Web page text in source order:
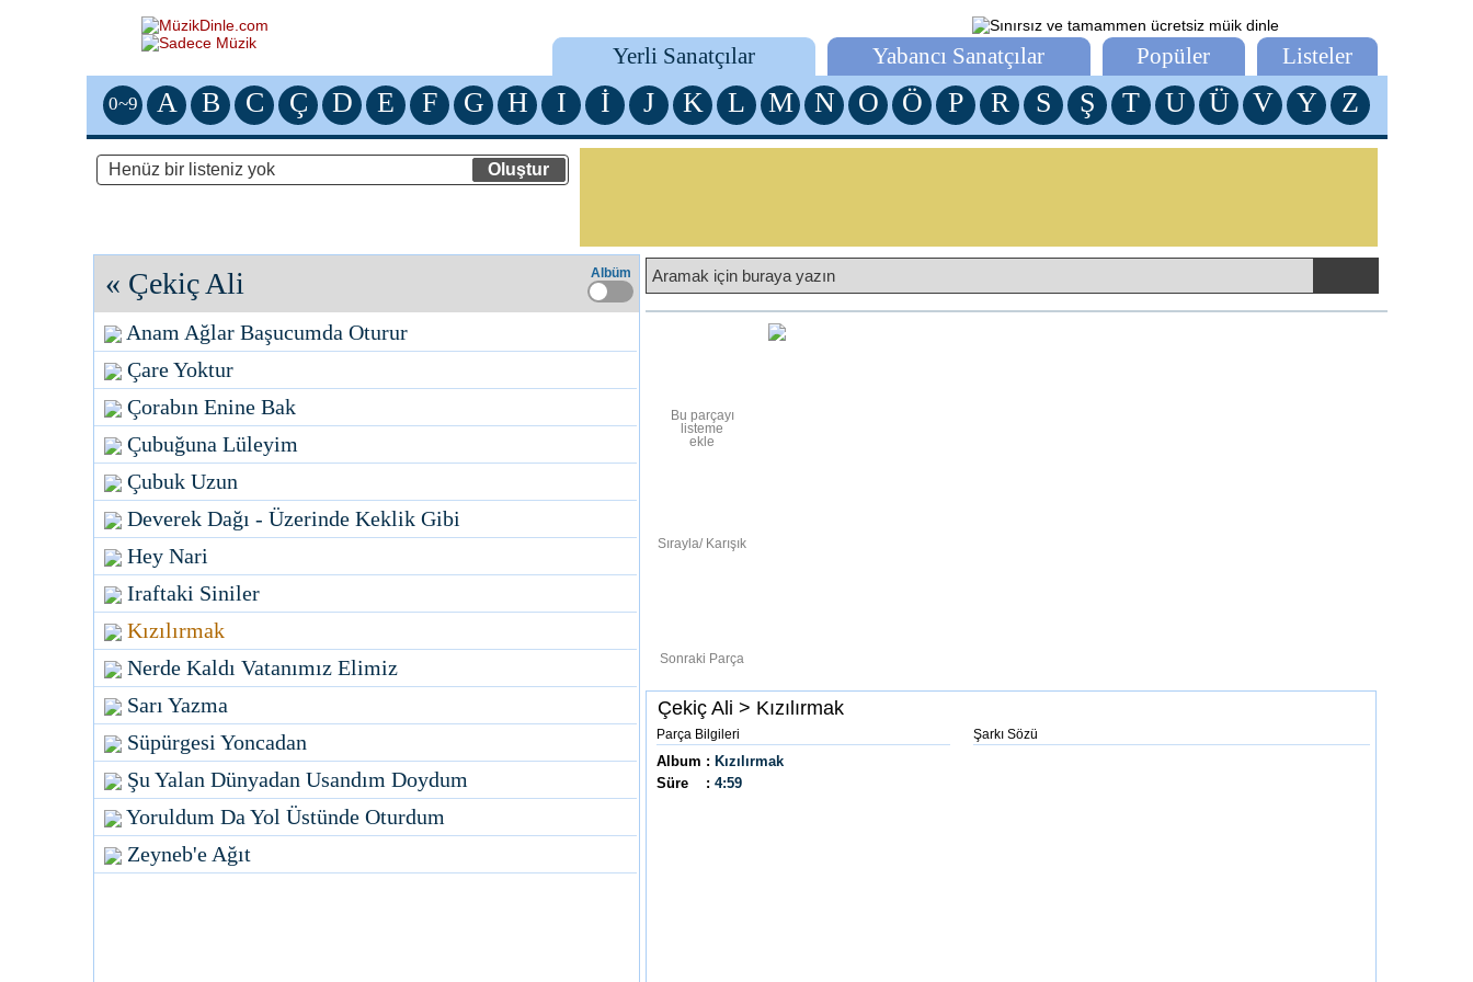
Yerli Sanatçılar Yabancı Sanatçılar Popüler Listeler
0~9 A B C Ç D E F G H I İ J K L M N O Ö P R S Ş T U Ü V Y Z
« Çekiç Ali Albüm
Anam Ağlar Başucumda Oturur
Çare Yoktur
Çorabın Enine Bak
Çubuğuna Lüleyim
Çubuk Uzun
Deverek Dağı - Üzerinde Keklik Gibi
Hey Nari
Iraftaki Siniler
Kızılırmak
Nerde Kaldı Vatanımız Elimiz
Sarı Yazma
Süpürgesi Yoncadan
Şu Yalan Dünyadan Usandım Doydum
Yoruldum Da Yol Üstünde Oturdum
Zeyneb'e Ağıt